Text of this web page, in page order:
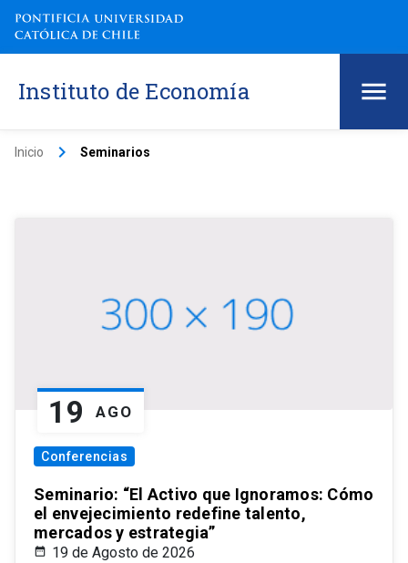
Instituto de Economía
Inicio keyboard_arrow_right Seminarios
19 AGO
Conferencias
Seminario: “El Activo que Ignoramos: Cómo
el envejecimiento redefine talento,
mercados y estrategia”
19 de Agosto de 2026